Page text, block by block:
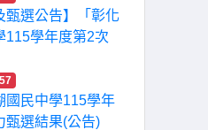
甄選公告】「彰化
115學年度第2次
國民中學115學年
甄選結果(公告)